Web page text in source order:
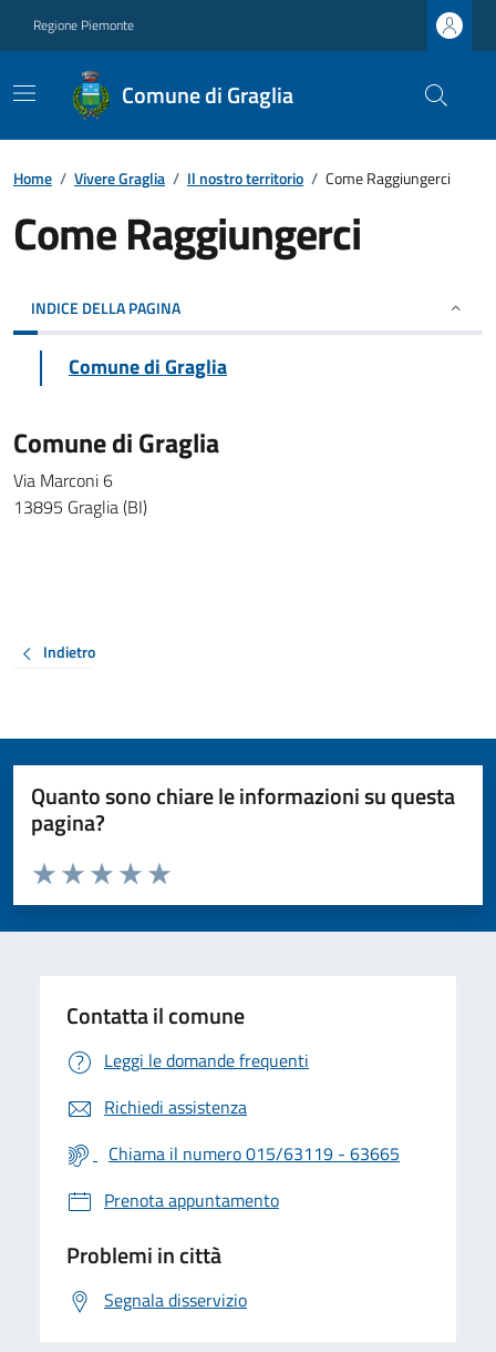
Regione Piemonte
Comune di Graglia
Home / Vivere Graglia / Il nostro territorio / Come Raggiungerci
Come Raggiungerci
INDICE DELLA PAGINA
Comune di Graglia
Comune di Graglia
Via Marconi 6
13895 Graglia (BI)
Indietro
Quanto sono chiare le informazioni su questa
pagina?
Valuta da 1 a 5 stelle la pagina
Valuta 5 stelle su 5
Valuta 4 stelle su 5
Valuta 3 stelle su 5
Valuta 2 stelle su 5
Valuta 1 stelle su 5
Contatta il comune
Leggi le domande frequenti
Richiedi assistenza
Chiama il numero 015/63119 - 63665
Prenota appuntamento
Problemi in città
Segnala disservizio